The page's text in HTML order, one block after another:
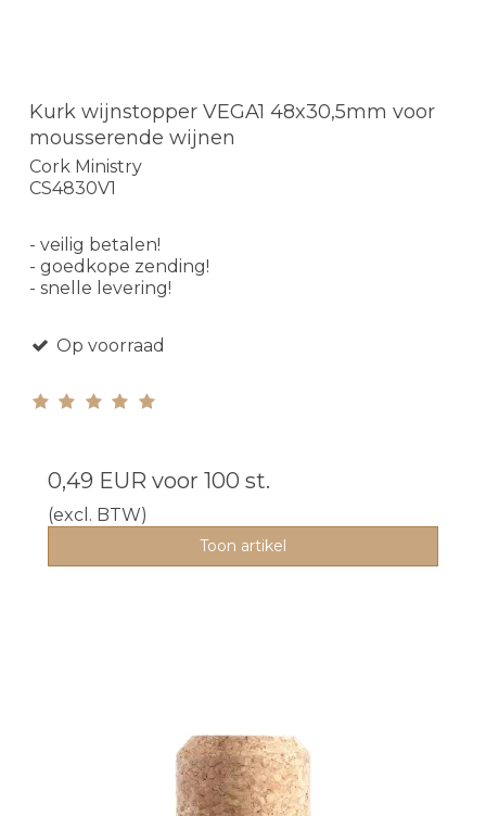
Kurk wijnstopper VEGA1 48x30,5mm voor
mousserende wijnen
Cork Ministry
CS4830V1
- veilig betalen!
- goedkope zending!
- snelle levering!
Op voorraad
0,49 EUR voor 100 st.
(excl. BTW)
Toon artikel